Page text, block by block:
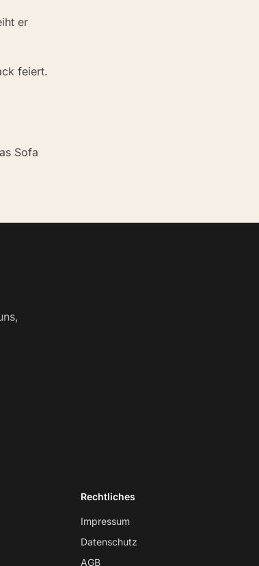
er
feiert.
Sofa
Rechtliches
Impressum
Datenschutz
AGB